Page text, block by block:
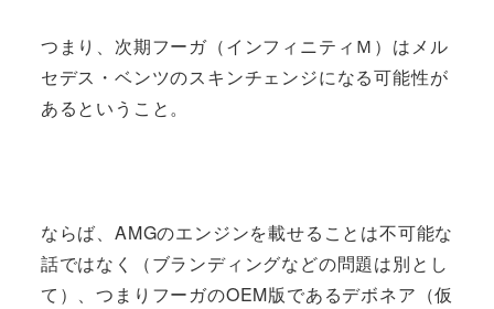
つまり、次期フーガ（インフィニティＭ）はメル
セデス・ベンツのスキンチェンジになる可能性が
あるということ。
ならば、AMGのエンジンを載せることは不可能な
話ではなく（ブランディングなどの問題は別とし
て）、つまりフーガのOEM版であるデボネア（仮